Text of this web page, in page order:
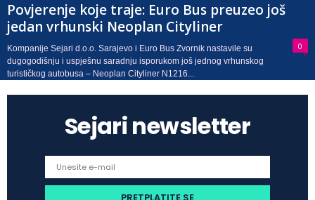
Povjerenje koje traje: Euro Bus preuzeo još
jedan vrhunski Neoplan Cityliner
0
Kompanije Sejari d.o.o. Sarajevo i Euro Bus Zvornik nastavile su
dugogodišnju i uspješnu saradnju isporukom još jednog vrhunskog
turističkog autobusa – Neoplan Cityliner N1216...
Sejari newsletter